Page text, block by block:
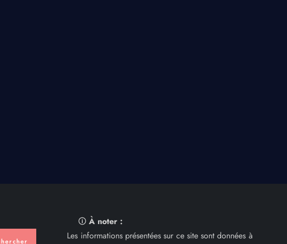
🛈À noter :
Les informations présentées sur ce site sont données à